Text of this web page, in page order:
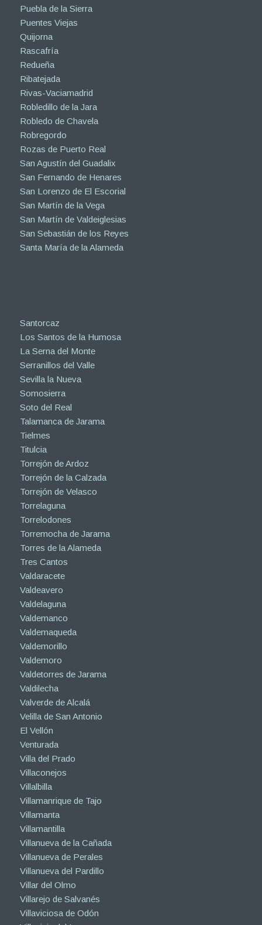
Puebla de la Sierra
Puentes Viejas
Quijorna
Rascafría
Redueña
Ribatejada
Rivas-Vaciamadrid
Robledillo de la Jara
Robledo de Chavela
Robregordo
Rozas de Puerto Real
San Agustín del Guadalix
San Fernando de Henares
San Lorenzo de El Escorial
San Martín de la Vega
San Martín de Valdeiglesias
San Sebastián de los Reyes
Santa María de la Alameda
Santorcaz
Los Santos de la Humosa
La Serna del Monte
Serranillos del Valle
Sevilla la Nueva
Somosierra
Soto del Real
Talamanca de Jarama
Tielmes
Titulcia
Torrejón de Ardoz
Torrejón de la Calzada
Torrejón de Velasco
Torrelaguna
Torrelodones
Torremocha de Jarama
Torres de la Alameda
Tres Cantos
Valdaracete
Valdeavero
Valdelaguna
Valdemanco
Valdemaqueda
Valdemorillo
Valdemoro
Valdetorres de Jarama
Valdilecha
Valverde de Alcalá
Velilla de San Antonio
El Vellón
Venturada
Villa del Prado
Villaconejos
Villalbilla
Villamanrique de Tajo
Villamanta
Villamantilla
Villanueva de la Cañada
Villanueva de Perales
Villanueva del Pardillo
Villar del Olmo
Villarejo de Salvanés
Villaviciosa de Odón